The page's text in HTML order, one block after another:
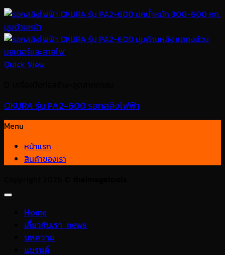
Quick View
OKURA รุ่น PA2-600 รอกสลิงไฟฟ้า
Menu
หน้าแรก
สินค้าของเรา
Home
เกี่ยวกับเรา_news
บทความ
แบรนด์